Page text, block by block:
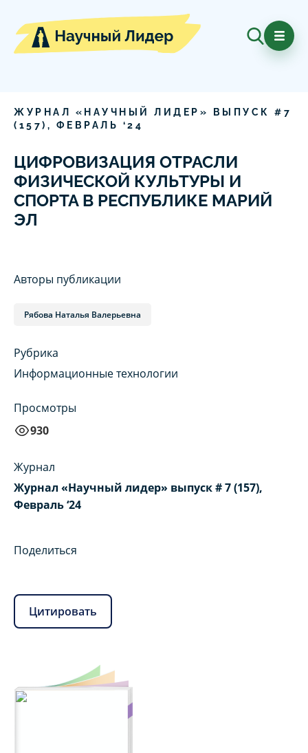
ЖУРНАЛ «НАУЧНЫЙ ЛИДЕР» ВЫПУСК # 7
( 157), ФЕВРАЛЬ ‘24
ЦИФРОВИЗАЦИЯ ОТРАСЛИ
ФИЗИЧЕСКОЙ КУЛЬТУРЫ И
СПОРТА В РЕСПУБЛИКЕ МАРИЙ
ЭЛ
Авторы публикации
Рябова Наталья Валерьевна
Рубрика
Информационные технологии
Просмотры
930
Журнал
Журнал «Научный лидер» выпуск # 7 (157),
Февраль ‘24
Поделиться
Цитировать